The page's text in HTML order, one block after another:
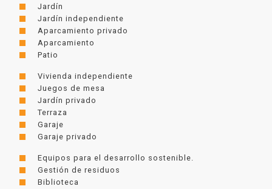
Jardín
Jardín independiente
Aparcamiento privado
Aparcamiento
Patio
Vivienda independiente
Juegos de mesa
Jardín privado
Terraza
Garaje
Garaje privado
Equipos para el desarrollo sostenible.
Gestión de residuos
Biblioteca